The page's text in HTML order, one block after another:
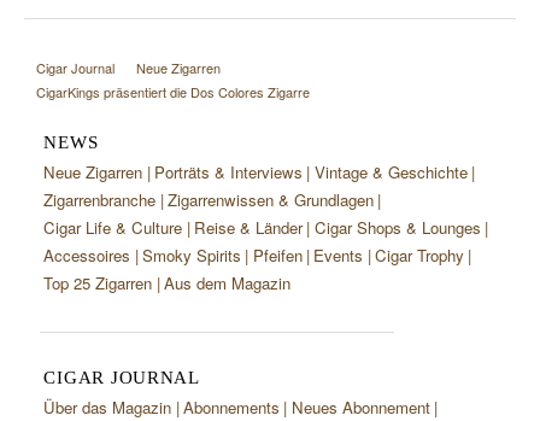
Cigar Journal
Neue Zigarren
CigarKings präsentiert die Dos Colores Zigarre
NEWS
Neue Zigarren Porträts & Interviews Vintage & Geschichte
Zigarrenbranche Zigarrenwissen & Grundlagen
Cigar Life & Culture Reise & Länder Cigar Shops & Lounges
Accessoires Smoky Spirits Pfeifen Events Cigar Trophy
Top 25 Zigarren Aus dem Magazin
CIGAR JOURNAL
Über das Magazin Abonnements
Neues Abonnement